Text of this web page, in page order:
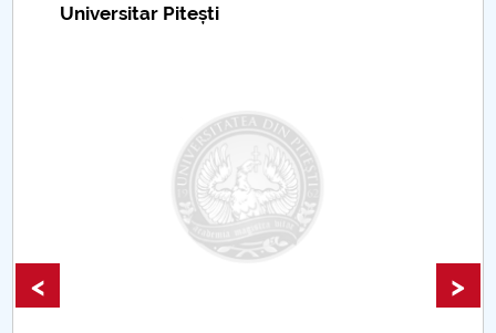
Universitar Pitești
< >